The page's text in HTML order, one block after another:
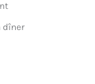
dîner